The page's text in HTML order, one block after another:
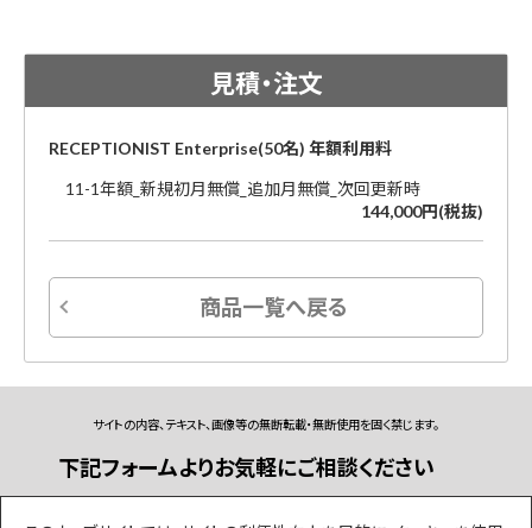
見積・注文
RECEPTIONIST Enterprise(50名) 年額利用料
11-1年額_新規初月無償_追加月無償_次回更新時
144,000円(税抜)
商品一覧へ戻る
サイトの内容、テキスト、画像等の無断転載・無断使用を固く禁じます。
下記フォームよりお気軽にご相談ください